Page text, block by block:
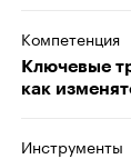
Компетенция
Ключевые
как
Инструменты